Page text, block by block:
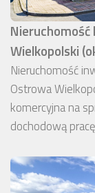
Wielkopolski
Nieruchomość
Ostrowa
komercyjna na
dochodową